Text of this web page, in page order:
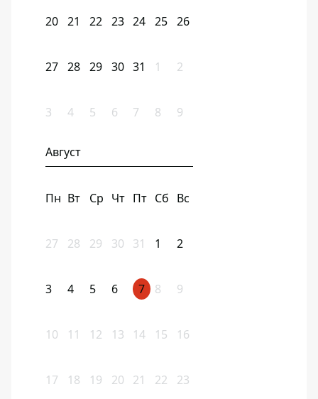
20 21 22 23 24 25 26
27 28 29 30 31 1 2
3 4 5 6 7 8 9
Август
Пн Вт Ср Чт Пт Сб Вс
27 28 29 30 31 1 2
3 4 5 6 7 8 9
10 11 12 13 14 15 16
17 18 19 20 21 22 23